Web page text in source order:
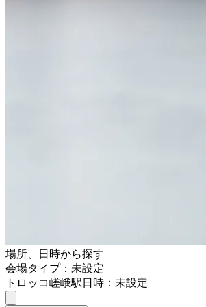
場所、日時から探す
会場タイプ：未設定
トロッコ嵯峨駅日時：未設定